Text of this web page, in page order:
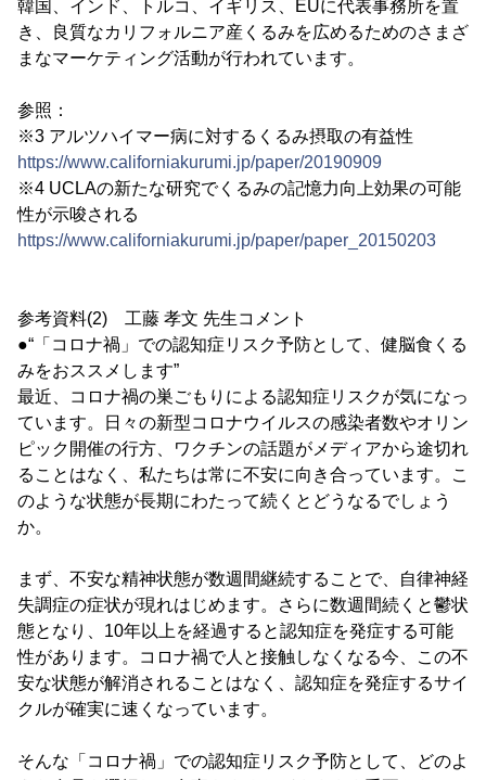
韓国、インド、トルコ、イギリス、EUに代表事務所を置
き、良質なカリフォルニア産くるみを広めるためのさまざ
まなマーケティング活動が行われています。
参照：
※3 アルツハイマー病に対するくるみ摂取の有益性
https://www.californiakurumi.jp/paper/20190909
※4 UCLAの新たな研究でくるみの記憶力向上効果の可能
性が示唆される
https://www.californiakurumi.jp/paper/paper_20150203
参考資料(2) 工藤 孝文 先生コメント
●“「コロナ禍」での認知症リスク予防として、健脳食くる
みをおススメします”
最近、コロナ禍の巣ごもりによる認知症リスクが気になっ
ています。日々の新型コロナウイルスの感染者数やオリン
ピック開催の行方、ワクチンの話題がメディアから途切れ
ることはなく、私たちは常に不安に向き合っています。こ
のような状態が長期にわたって続くとどうなるでしょう
か。
まず、不安な精神状態が数週間継続することで、自律神経
失調症の症状が現れはじめます。さらに数週間続くと鬱状
態となり、10年以上を経過すると認知症を発症する可能
性があります。コロナ禍で人と接触しなくなる今、この不
安な状態が解消されることはなく、認知症を発症するサイ
クルが確実に速くなっています。
そんな「コロナ禍」での認知症リスク予防として、どのよ